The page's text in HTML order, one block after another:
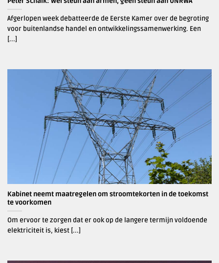
Afgerlopen week debatteerde de Eerste Kamer over de begroting
voor buitenlandse handel en ontwikkelingssamenwerking. Een
[...]
Kabinet neemt maatregelen om stroomtekorten in de toekomst
te voorkomen
Om ervoor te zorgen dat er ook op de langere termijn voldoende
elektriciteit is, kiest [...]